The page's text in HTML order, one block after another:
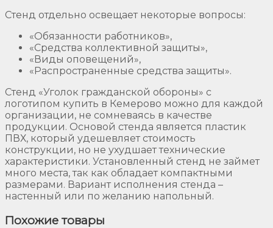
Стенд отдельно освещает некоторые вопросы:
«Обязанности работников»,
«Средства коллективной защиты»,
«Виды оповещений»,
«Распространенные средства защиты».
Стенд «Уголок гражданской обороны» с
логотипом купить в Кемерово можно для каждой
организации, не сомневаясь в качестве
продукции. Основой стенда является пластик
ПВХ, который удешевляет стоимость
конструкции, но не ухудшает технические
характеристики. Установленный стенд не займет
много места, так как обладает компактными
размерами. Вариант исполнения стенда –
настенный или по желанию напольный.
Похожие товары